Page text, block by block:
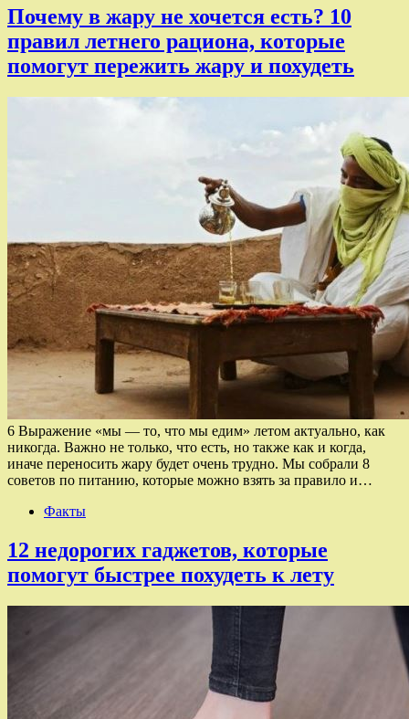
Почему в жару не хочется есть? 10
правил летнего рациона, которые
помогут пережить жару и похудеть
6 Выражение «мы — то, что мы едим» летом актуально, как
никогда. Важно не только, что есть, но также как и когда,
иначе переносить жару будет очень трудно. Мы собрали 8
советов по питанию, которые можно взять за правило и…
Факты
12 недорогих гаджетов, которые
помогут быстрее похудеть к лету